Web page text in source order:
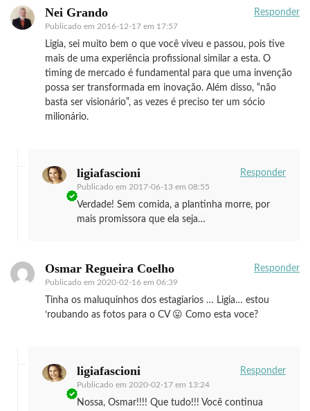
Nei Grando
Publicado em 2016-12-17 em 17:57
Responder
Ligia, sei muito bem o que você viveu e passou, pois tive
mais de uma experiência profissional similar a esta. O
timing de mercado é fundamental para que uma invenção
possa ser transformada em inovação. Além disso, “não
basta ser visionário”, as vezes é preciso ter um sócio
milionário.
ligiafascioni
Publicado em 2017-06-13 em 08:55
Responder
Verdade! Sem comida, a plantinha morre, por
mais promissora que ela seja…
Osmar Regueira Coelho
Publicado em 2020-02-16 em 06:39
Responder
Tinha os maluquinhos dos estagiarios … Ligia… estou
‘roubando as fotos para o CV 😛 Como esta voce?
ligiafascioni
Publicado em 2020-02-17 em 13:24
Responder
Nossa, Osmar!!!! Que tudo!!! Você continua